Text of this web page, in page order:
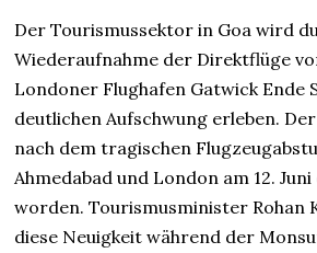
Der Tourismussektor in Goa wird
Wiederaufnahme der Direktflüge
Londoner Flughafen Gatwick Ende
deutlichen Aufschwung erleben.
nach dem tragischen
Ahmedabad und London am 12.
worden. Tourismusminister Rohan
diese Neuigkeit während der